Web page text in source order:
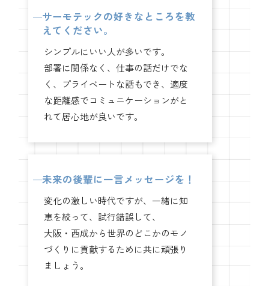
サーモテックの好きなところを教
えてください。
シンプルにいい人が多いです。
部署に関係なく、仕事の話だけでな
く、プライベートな話もでき、適度
な距離感でコミュニケーションがと
れて居心地が良いです。
未来の後輩に一言メッセージを！
変化の激しい時代ですが、一緒に知
恵を絞って、試行錯誤して、
大阪・西成から世界のどこかのモノ
づくりに貢献するために共に頑張り
ましょう。